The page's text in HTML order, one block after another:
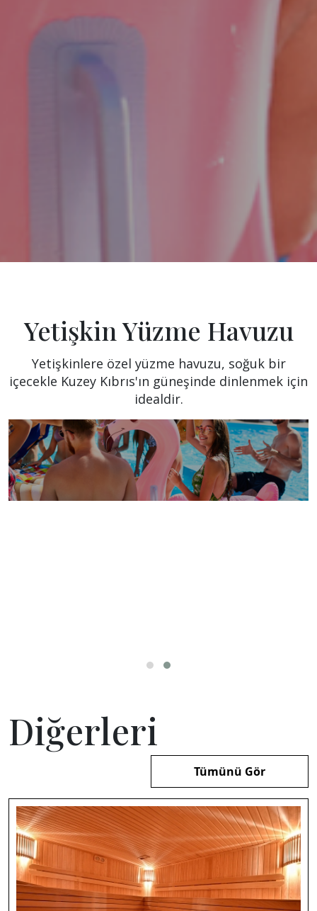
Yetişkin Yüzme Havuzu
Yetişkinlere özel yüzme havuzu, soğuk bir
içecekle Kuzey Kıbrıs'ın güneşinde dinlenmek için
idealdir.
Diğerleri
Tümünü Gör